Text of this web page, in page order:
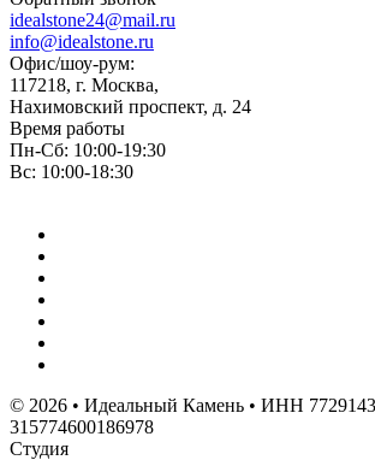
idealstone24@mail.ru
info@idealstone.ru
Офис/шоу-рум:
117218, г. Москва,
Нахимовский проспект, д. 24
Время работы
Пн-Сб: 10:00-19:30
Вс: 10:00-18:30
© 2026 • Идеальный Камень • ИНН
315774600186978
Студия